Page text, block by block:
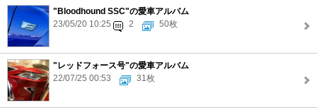
"Bloodhound SSC"の愛車アルバム
23/05/20 10:25
2 50枚
"レッドフォース号"の愛車アルバム
22/07/25 00:53
31枚